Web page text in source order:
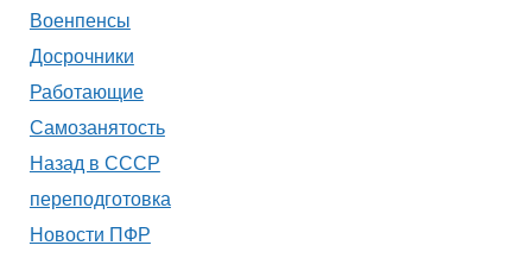
Военпенсы
Досрочники
Работающие
Самозанятость
Назад в СССР
переподготовка
Новости ПФР